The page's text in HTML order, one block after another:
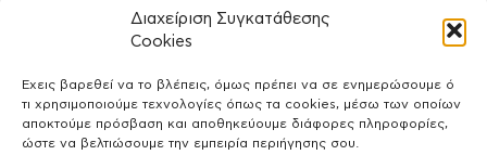
Διαχείριση Συγκατάθεσης
Cookies
Έχεις βαρεθεί να το βλέπεις, όμως πρέπει να σε ενημερώσουμε ό
τι χρησιμοποιούμε τεχνολογίες όπως τα cookies, μέσω των οποίων
αποκτούμε πρόσβαση και αποθηκεύουμε διάφορες πληροφορίες,
ώστε να βελτιώσουμε την εμπειρία περιήγησης σου.
Ισχύον Δίκαιο και Δικαιοδοσία
Οι παρόντες Όροι διέπονται και ερμηνεύονται σύμφωνα
όρους, συμφωνείτε ότι υπάγεστε στην αποκλειστική
δικαιοδοσία των δικαστηρίων της Αθήνας, Ελλάδα.
Εάν οποιοδήποτε μέρος των Όρων κριθεί άκυρο ή μη